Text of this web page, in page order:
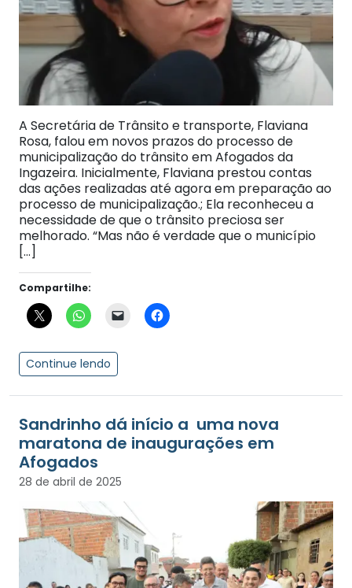
A Secretária de Trânsito e transporte, Flaviana
Rosa, falou em novos prazos do processo de
municipalização do trânsito em Afogados da
Ingazeira. Inicialmente, Flaviana prestou contas
das ações realizadas até agora em preparação ao
processo de municipalização.; Ela reconheceu a
necessidade de que o trânsito preciosa ser
melhorado. “Mas não é verdade que o município
[…]
Compartilhe:
Continue lendo
Sandrinho dá início a uma nova
maratona de inaugurações em
Afogados
28 de abril de 2025